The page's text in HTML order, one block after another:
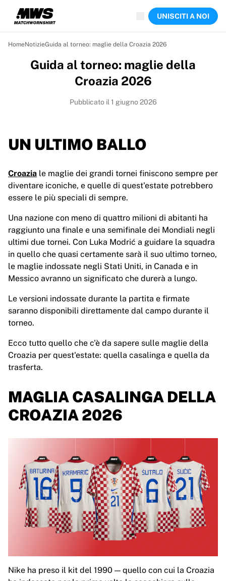
Highlights
Aste del Campionato del Mondo
Collezione delle leggende
Tour de France
Aste dei Campionati del Mondo
Prodotti
Maglie autografate
Marcatori
Maglie d'esordio
Calcio
In evidenza
Aste dei Campionati del Mondo
Collezione delle leggende
MLS
Visualizza tutto in Calcio
Squadre principali
l’Inghilterra
Norvegia
Paris Saint-Germain
FC Bayern München
Visualizza tutte le squadre
Campionati del Mondo 2026
Premier League
La Liga
Ligue 1
Principali squadre femminili
Calcio femminile statunitense
Calcio femminile canadese
OL Lyonnes
Paris Saint-Germain Féminines
Highlights
UNISCITI A NOI
HomeNotizieGuida al torneo: maglie della Croazia 2026
Guida al torneo: maglie della
Croazia 2026
Pubblicato il 1 giugno 2026
UN ULTIMO BALLO
Croazia le maglie dei grandi tornei finiscono sempre per
diventare iconiche, e quelle di quest'estate potrebbero
essere le più speciali di sempre.
Una nazione con meno di quattro milioni di abitanti ha
raggiunto una finale e una semifinale dei Mondiali negli
ultimi due tornei. Con Luka Modrić a guidare la squadra
in quello che quasi certamente sarà il suo ultimo torneo,
le maglie indossate negli Stati Uniti, in Canada e in
Messico avranno un significato che durerà a lungo.
Le versioni indossate durante la partita e firmate
saranno disponibili direttamente dal campo durante il
torneo.
Ecco tutto quello che c'è da sapere sulle maglie della
Croazia per quest'estate: quella casalinga e quella da
trasferta.
MAGLIA CASALINGA DELLA
CROAZIA 2026
Nike ha preso il kit del 1990 — quello con cui la Croazia